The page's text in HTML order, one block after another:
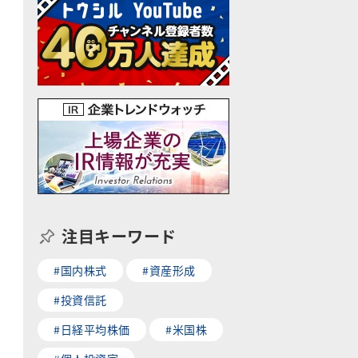
注目キーワード
#国内株式
#資産形成
#投資信託
#日経平均株価
#米国株